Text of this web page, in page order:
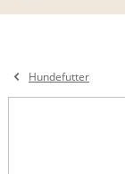
Hundefutter